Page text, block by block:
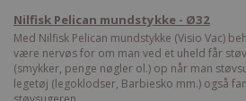
Nilfisk Pelican mundstykke - Ø32
Med Nilfisk Pelican mundstykke (Visio Vac)
være nervøs for om man ved et uheld får
(smykker, penge nøgler ol.) op når man
legetøj (legoklodser, Barbiesko mm.) også